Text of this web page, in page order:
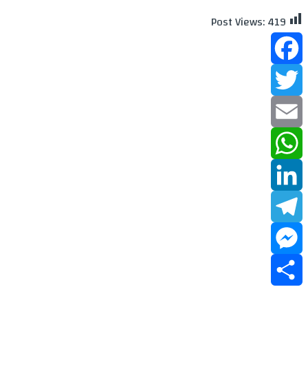
Post Views:419
Facebook
Twitter
Email
WhatsApp
LinkedIn
Telegram
Messenger